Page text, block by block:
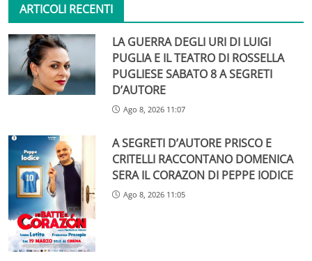
ARTICOLI RECENTI
LA GUERRA DEGLI URI DI LUIGI
PUGLIA E IL TEATRO DI ROSSELLA
PUGLIESE SABATO 8 A SEGRETI
D’AUTORE
Ago 8, 2026 11:07
A SEGRETI D’AUTORE PRISCO E
CRITELLI RACCONTANO DOMENICA
SERA IL CORAZON DI PEPPE IODICE
Ago 8, 2026 11:05